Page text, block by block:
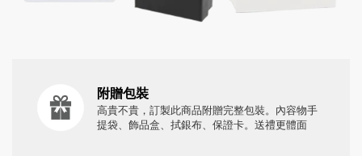
附贈包裝
高貴不貴，訂製此商品附贈完整包裝。內容物手
提袋、飾品盒、拭銀布、保證卡。送禮更體面